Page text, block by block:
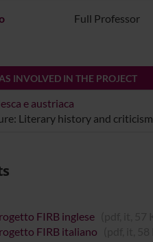
Full Professor
INVOLVED IN THE PROJECT
e austriaca
Literary history and criticism
FIRB inglese
FIRB italiano